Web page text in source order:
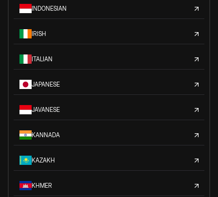
INDONESIAN
IRISH
ITALIAN
JAPANESE
JAVANESE
KANNADA
KAZAKH
KHMER